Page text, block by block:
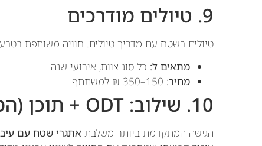
9. טיולים מודרכים
טיולים בשטח עם מדריך טיולים. חוויה משותפת בטבע,
מתאים ל: כל סוג צוות, אירועי שנה
מחיר:
10. שילוב: ODT + תוכן (המודל של דניאל חסיד)
הגישה המתקדמת ביותר משלבת אתגרי שטח עם